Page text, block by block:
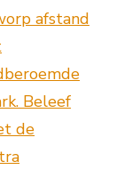
afstand
Beleef
de